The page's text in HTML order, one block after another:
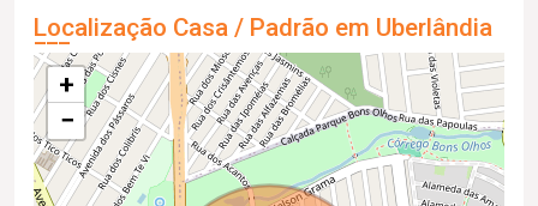
Localização Casa / Padrão em Uberlândia
+
−